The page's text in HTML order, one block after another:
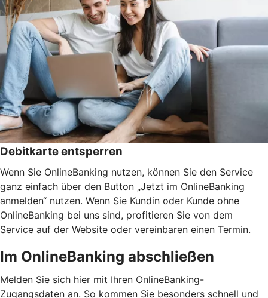
Debitkarte entsperren
Wenn Sie OnlineBanking nutzen, können Sie den Service
ganz einfach über den Button „Jetzt im OnlineBanking
anmelden“ nutzen. Wenn Sie Kundin oder Kunde ohne
OnlineBanking bei uns sind, profitieren Sie von dem
Service auf der Website oder vereinbaren einen Termin.
Im OnlineBanking abschließen
Melden Sie sich hier mit Ihren OnlineBanking-
Zugangsdaten an. So kommen Sie besonders schnell und